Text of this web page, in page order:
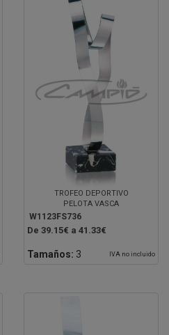
TROFEO DEPORTIVO
PELOTA VASCA
W1123FS736
De 39.15€ a 41.33€
Tamaños: 3 IVA no incluido